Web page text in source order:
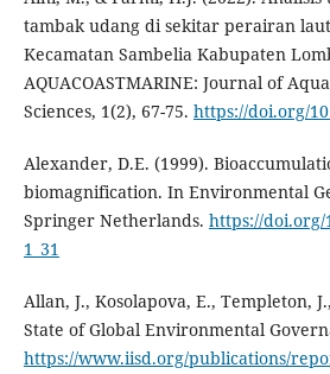
tambak udang di sekitar perairan
Kecamatan Sambelia Kabupaten
AQUACOASTMARINE: Journal of
Sciences, 1(2), 67-75. https://doi.org/
Alexander, D.E. (1999).
biomagnification. In Environmental
Springer Netherlands. https://doi.org/
1_31
Allan, J., Kosolapova, E., Templeton,
State of Global Environmental
https://www.iisd.org/publications/